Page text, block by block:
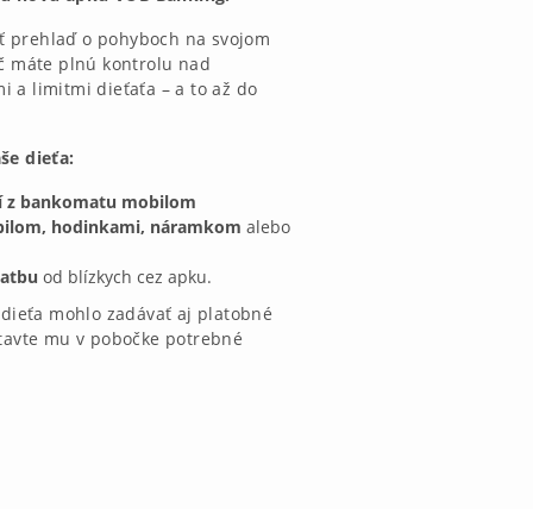
prehlaď o pohyboch na svojom
máte plnú kontrolu nad
a limitmi dieťaťa – a to až do
dieťa:
z bankomatu mobilom
hodinkami, náramkom alebo
od blízkych cez apku.
mohlo zadávať aj platobné
mu v pobočke potrebné